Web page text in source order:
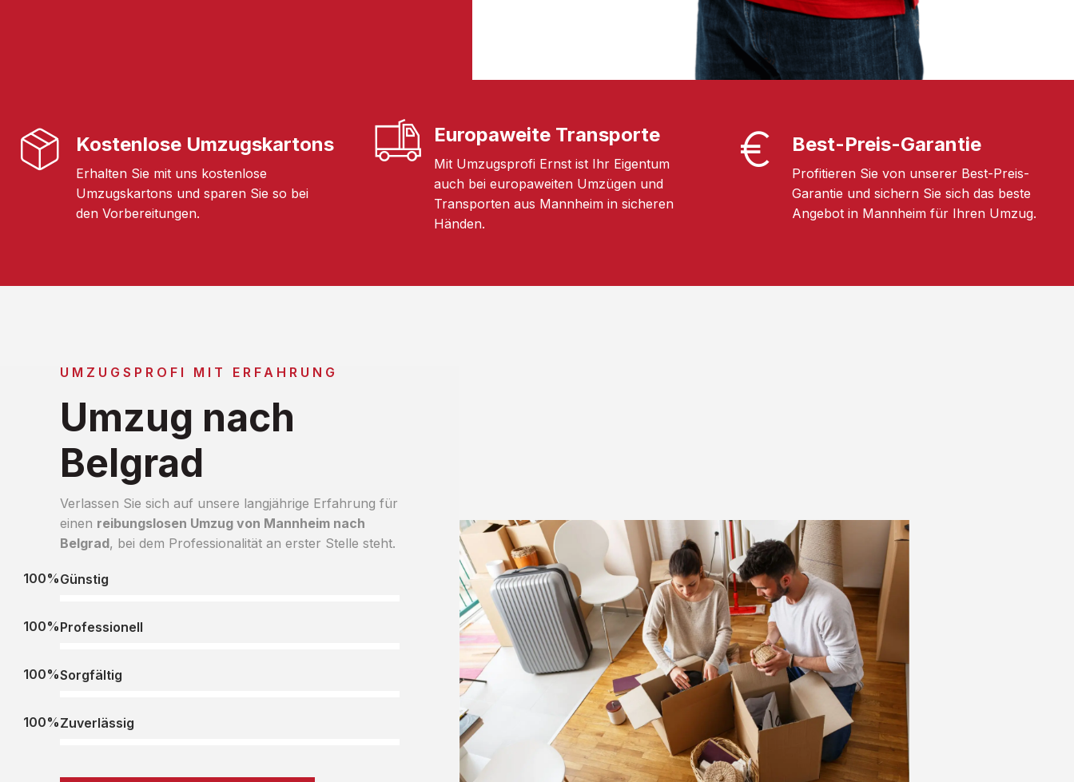
Kostenlose Umzugskartons
Erhalten Sie mit uns kostenlose
Umzugskartons und sparen Sie so bei
den Vorbereitungen.
Europaweite Transporte
Mit Umzugsprofi Ernst ist Ihr Eigentum
auch bei europaweiten Umzügen und
Transporten aus Mannheim in sicheren
Händen.
Best-Preis-Garantie
Profitieren Sie von unserer Best-Preis-
Garantie und sichern Sie sich das beste
Angebot in Mannheim für Ihren Umzug.
UMZUGSPROFI MIT ERFAHRUNG
Umzug nach
Belgrad
Verlassen Sie sich auf unsere langjährige Erfahrung für
einen reibungslosen Umzug von Mannheim nach
Belgrad, bei dem Professionalität an erster Stelle steht.
Günstig
100%
Professionell
100%
Sorgfältig
100%
Zuverlässig
100%